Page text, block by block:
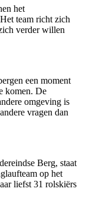
het
team richt zich
verder willen
een moment
komen. De
omgeving is
vragen dan
Berg, staat
op het
liefst 31 rolskiërs